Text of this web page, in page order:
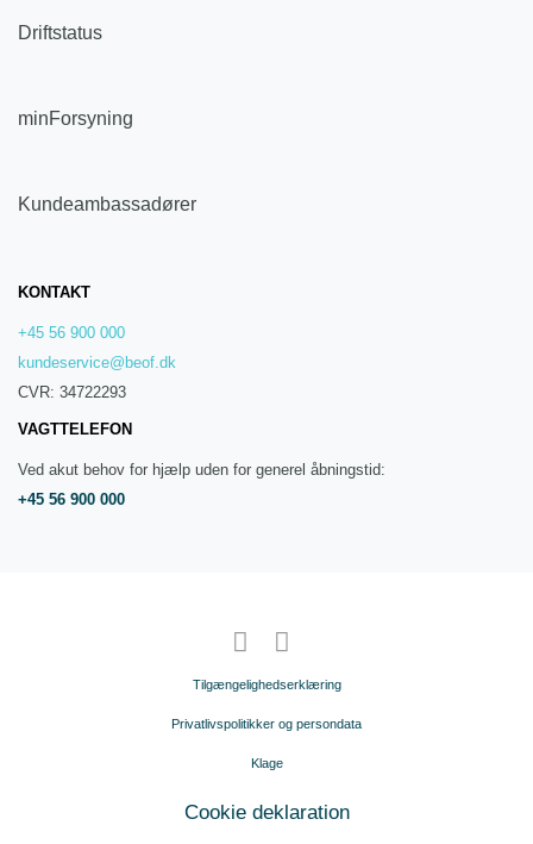
Driftstatus
minForsyning
Kundeambassadører
KONTAKT
+45 56 900 000
kundeservice@beof.dk
CVR: 34722293
VAGTTELEFON
Ved akut behov for hjælp uden for generel åbningstid:
+45 56 900 000
Tilgængelighedserklæring
Privatlivspolitikker og persondata
Klage
Cookie deklaration